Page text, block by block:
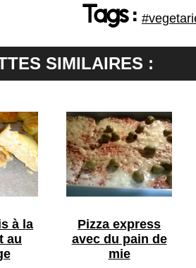
Tags :
SIMILAIRES :
à la
au
Pizza express
avec du pain de
mie